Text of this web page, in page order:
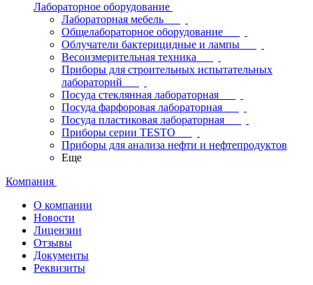
Лабораторное оборудование
Лабораторная мебель
Общелабораторное оборудование
Облучатели бактерицидные и лампы
Весоизмерительная техника
Приборы для строительных испытательных
лабораторий
Посуда стеклянная лабораторная
Посуда фарфоровая лабораторная
Посуда пластиковая лабораторная
Приборы серии TESTO
Приборы для анализа нефти и нефтепродуктов
Еще
Компания
О компании
Новости
Лицензии
Отзывы
Документы
Реквизиты